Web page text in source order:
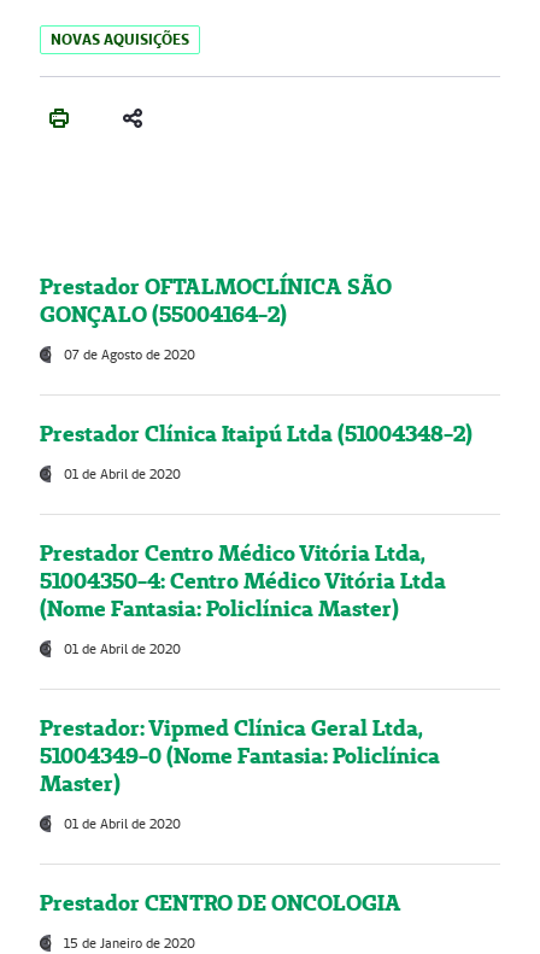
NOVAS AQUISIÇÕES
Prestador OFTALMOCLÍNICA SÃO
GONÇALO (55004164-2)
07 de Agosto de 2020
Prestador Clínica Itaipú Ltda (51004348-2)
01 de Abril de 2020
Prestador Centro Médico Vitória Ltda,
51004350-4: Centro Médico Vitória Ltda
(Nome Fantasia: Policlínica Master)
01 de Abril de 2020
Prestador: Vipmed Clínica Geral Ltda,
51004349-0 (Nome Fantasia: Policlínica
Master)
01 de Abril de 2020
Prestador CENTRO DE ONCOLOGIA
15 de Janeiro de 2020